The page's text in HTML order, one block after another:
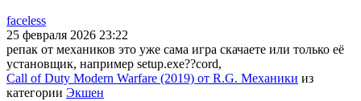
faceless
25 февраля 2026 23:22
репак от механиков это уже сама игра скачаете или только её
установщик, например setup.exe??cord,
Call of Duty Modern Warfare (2019) от R.G. Механики из
категории Экшен